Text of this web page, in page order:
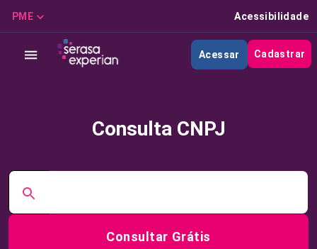
PME Acessibilidade
Acessar Cadastrar
Consulta CNPJ
Consultar Grátis